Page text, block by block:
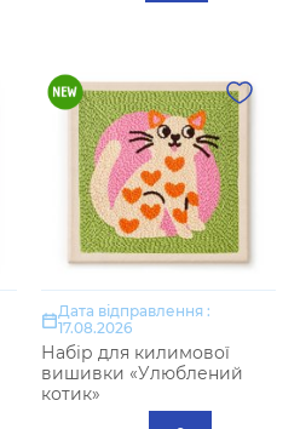
Дата відправлення :
17.08.2026
Набір для килимової
вишивки «Улюблений
котик»